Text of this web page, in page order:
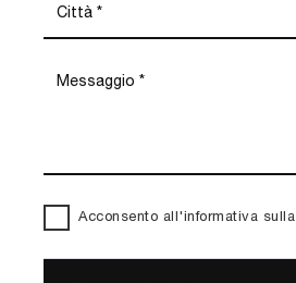
Acconsento all'informativa sulla